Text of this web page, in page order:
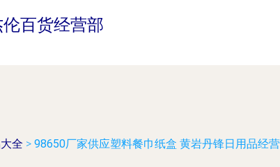
百货经营部
全 > 98650厂家供应塑料餐巾纸盒 黄岩丹锋日用品经